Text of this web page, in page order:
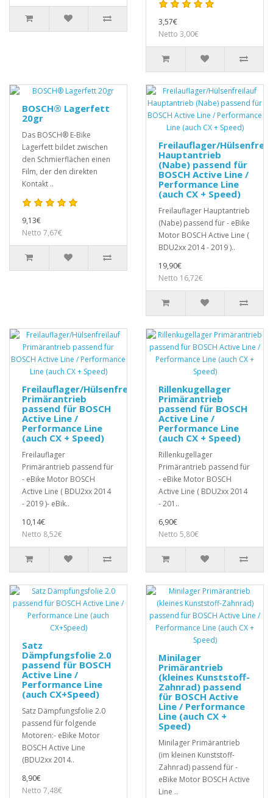
3,57€
Netto 3,00€
BOSCH® Lagerfett
20gr
Das BOSCH® E-Bike
Lagerfett bildet zwischen
den Schmierflächen einen
Film, der den direkten
Kontakt ..
9,13€
Netto 7,67€
Freilauflager/
Hauptantrieb
(Nabe) passend für
BOSCH Active Line /
Performance Line
(auch CX + Speed)
Freilauflager Hauptantrieb
(Nabe) passend für - eBike
Motor BOSCH Active Line (
BDU2xx 2014 - 2019 )..
19,90€
Netto 16,72€
Freilauflager/Hülsenfreilauf
Primärantrieb
passend für BOSCH
Active Line /
Performance Line
(auch CX + Speed)
Freilauflager
Primärantrieb passend für
- eBike Motor BOSCH
Active Line ( BDU2xx 2014
- 2019 )- eBik..
10,14€
Netto 8,52€
Rillenkugellager
Primärantrieb
passend für BOSCH
Active Line /
Performance Line
(auch CX + Speed)
Rillenkugellager
Primärantrieb passend für
- eBike Motor BOSCH
Active Line ( BDU2xx 2014
- 201..
6,90€
Netto 5,80€
Satz
Dämpfungsfolie 2.0
passend für BOSCH
Active Line /
Performance Line
(auch CX+Speed)
Satz Dämpfungsfolie 2.0
passend für folgende
Motoren:- eBike Motor
BOSCH Active Line
(BDU2xx 2014..
8,90€
Netto 7,48€
Minilager
Primärantrieb
(kleines Kunststoff-
Zahnrad) passend
für BOSCH Active
Line / Performance
Line (auch CX +
Speed)
Minilager Primärantrieb
(im kleinen Kunststoff-
Zahnrad) passend für -
eBike Motor BOSCH Active
Line ..